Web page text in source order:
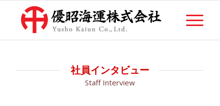
社員インタビュー
Staff Interview